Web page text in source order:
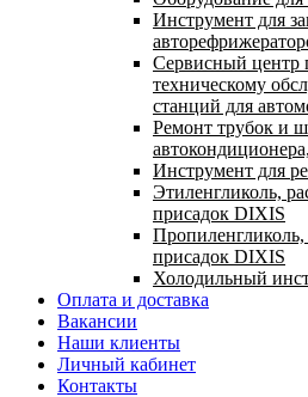
Инструмент для
Сервисный центр
техническому
станций для
Ремонт трубок и
Инструмент для
Этиленгликоль,
присадок DIXIS
Пропиленгликоль,
присадок DIXIS
Холодильный
Оплата и доставка
Вакансии
Наши клиенты
Личный кабинет
Контакты